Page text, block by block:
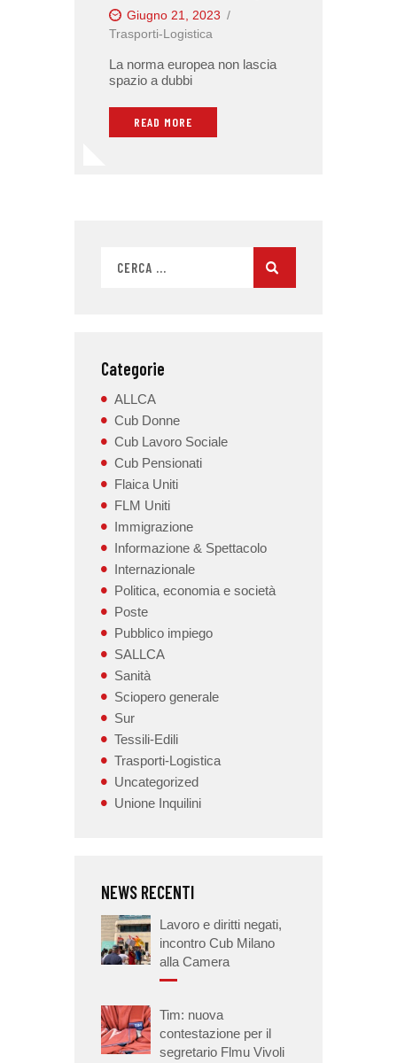
Giugno 21, 2023
Trasporti-Logistica
La norma europea non lascia
spazio a dubbi
READ MORE
Categorie
ALLCA
Cub Donne
Cub Lavoro Sociale
Cub Pensionati
Flaica Uniti
FLM Uniti
Immigrazione
Informazione & Spettacolo
Internazionale
Politica, economia e società
Poste
Pubblico impiego
SALLCA
Sanità
Sciopero generale
Sur
Tessili-Edili
Trasporti-Logistica
Uncategorized
Unione Inquilini
NEWS RECENTI
Lavoro e diritti negati,
incontro Cub Milano
alla Camera
Tim: nuova
contestazione per il
segretario Flmu Vivoli